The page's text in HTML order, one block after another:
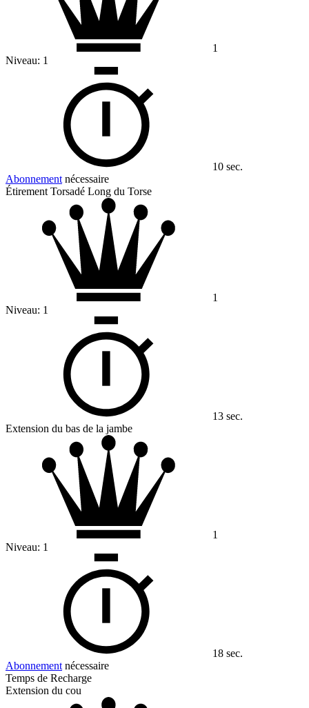
1
Niveau: 1
10 sec.
Abonnement nécessaire
Étirement Torsadé Long du Torse
1
Niveau: 1
13 sec.
Extension du bas de la jambe
1
Niveau: 1
18 sec.
Abonnement nécessaire
Temps de Recharge
Extension du cou